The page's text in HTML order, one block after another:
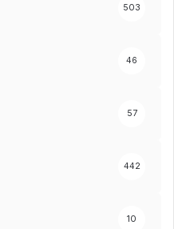
503
46
57
442
10